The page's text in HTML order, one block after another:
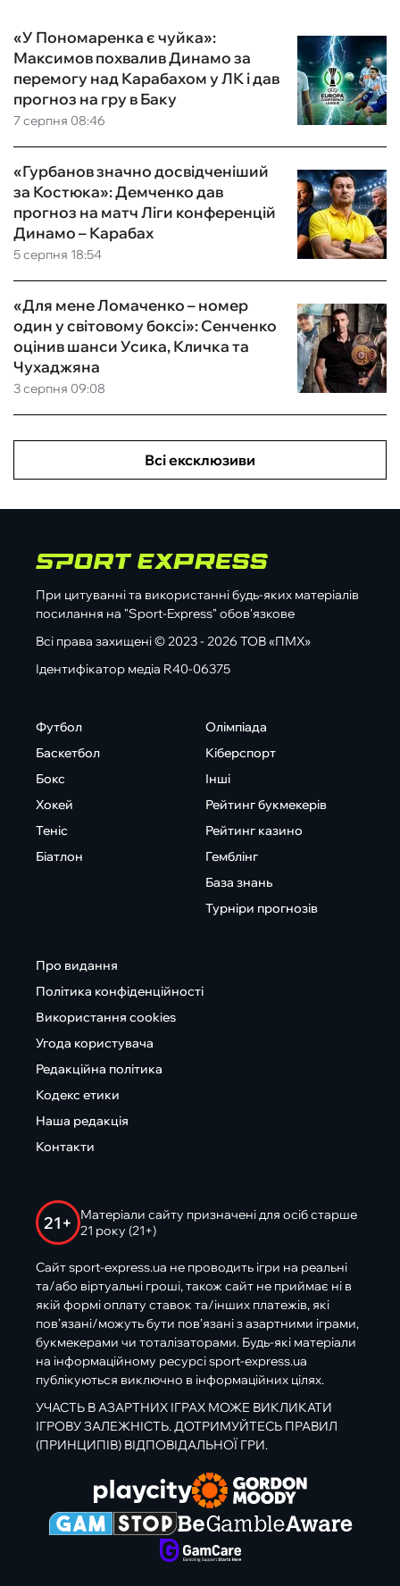
7 серпня 08:46
«У Пономаренка є чуйка»:
Максимов похвалив Динамо за
перемогу над Карабахом у ЛК і дав
прогноз на гру в Баку
5 серпня 18:54
«Гурбанов значно досвідченіший
за Костюка»: Демченко дав
прогноз на матч Ліги конференцій
Динамо – Карабах
3 серпня 09:08
«Для мене Ломаченко – номер
один у світовому боксі»: Сенченко
оцінив шанси Усика, Кличка та
Чухаджяна
Всі ексклюзиви
При цитуванні та використанні будь-яких матеріалів
посилання на "Sport-Express" обов'язкове
Всі права захищені © 2023 - 2026 ТОВ «ПМХ»
Ідентифікатор медіа R40-06375
Футбол
Баскетбол
Бокс
Хокей
Теніс
Біатлон
Олімпіада
Кіберспорт
Інші
Рейтинг букмекерів
Рейтинг казино
Гемблінг
База знань
Турніри прогнозів
Про видання
Політика конфіденційності
Використання cookies
Угода користувача
Редакційна політика
Кодекс етики
Наша редакція
Контакти
21+
Матеріали сайту призначені для осіб старше
21 року (21+)
Сайт sport-express.ua не проводить ігри на реальні
та/або віртуальні гроші, також сайт не приймає ні в
якій формі оплату ставок та/інших платежів, які
пов’язані/можуть бути пов’язані з азартними іграми,
букмекерами чи тоталізаторами. Будь-які матеріали
на інформаційному ресурсі sport-express.ua
публікуються виключно в інформаційних цілях.
УЧАСТЬ В АЗАРТНИХ ІГРАХ МОЖЕ ВИКЛИКАТИ
ІГРОВУ ЗАЛЕЖНІСТЬ. ДОТРИМУЙТЕСЬ ПРАВИЛ
(ПРИНЦИПІВ) ВІДПОВІДАЛЬНОЇ ГРИ.